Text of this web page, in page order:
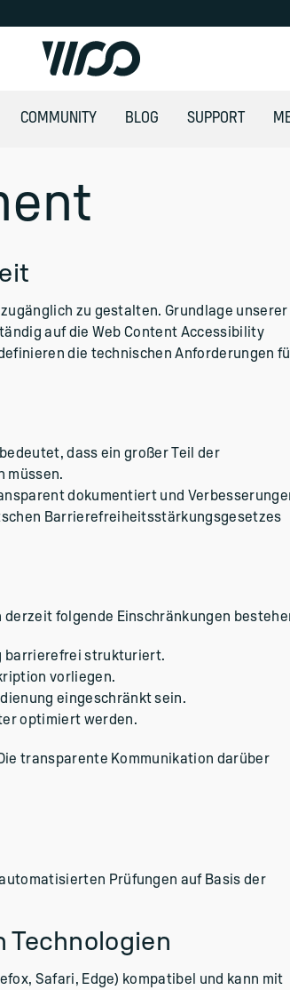
COMMUNITY BLOG SUPPORT
zu gestalten. Grundlage unserer
auf die Web Content Accessibility
die technischen Anforderungen
bedeutet, dass ein großer Teil der
müssen.
dokumentiert und
Barrierefreiheitsstärkungsgesetzes
folgende Einschränkungen
barrierefrei strukturiert.
vorliegen.
eingeschränkt sein.
optimiert werden.
transparente Kommunikation darüber
automatisierten Prüfungen auf Basis der
Technologien
Safari, Edge) kompatibel und kann mit